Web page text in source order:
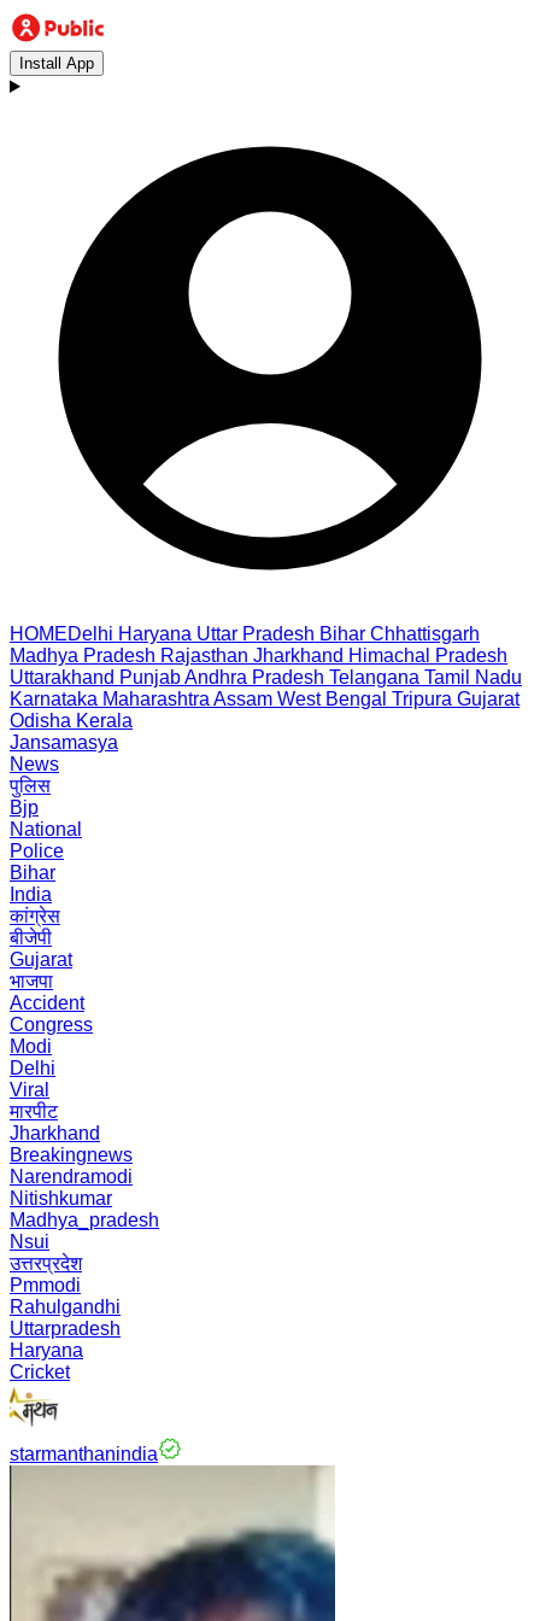
Install App
HOMEDelhi Haryana Uttar Pradesh Bihar Chhattisgarh
Madhya Pradesh Rajasthan Jharkhand Himachal Pradesh
Uttarakhand PunjabAndhra Pradesh Telangana Tamil Nadu
Karnataka Maharashtra Assam West Bengal Tripura Gujarat
Odisha Kerala
Jansamasya
News
पुलिस
Bjp
National
Police
Bihar
India
कांग्रेस
बीजेपी
Gujarat
भाजपा
Accident
Congress
Modi
Delhi
Viral
मारपीट
Jharkhand
Breakingnews
Narendramodi
Nitishkumar
Madhya_pradesh
Nsui
उत्तरप्रदेश
Pmmodi
Rahulgandhi
Uttarpradesh
Haryana
Cricket
starmanthanindia